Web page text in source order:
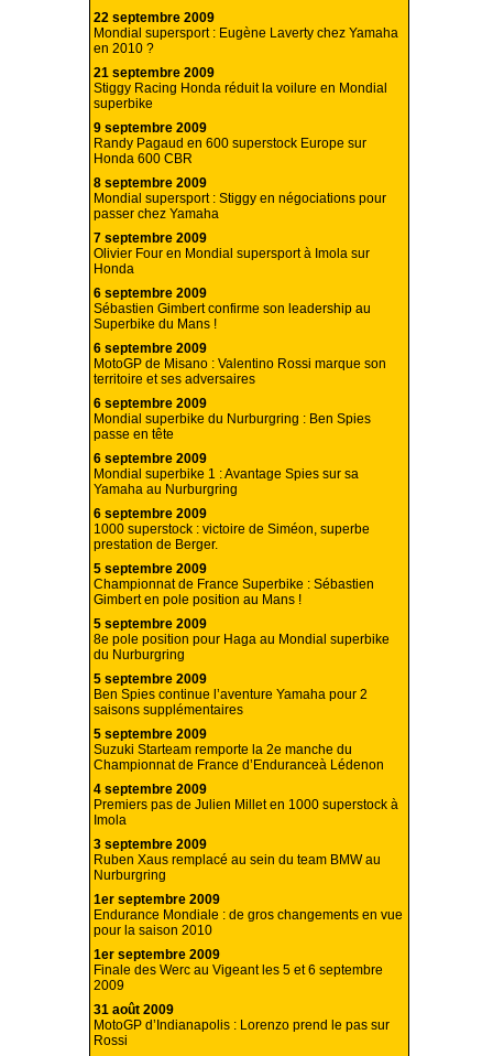
22 septembre 2009
Mondial supersport : Eugène Laverty chez Yamaha
en 2010 ?
21 septembre 2009
Stiggy Racing Honda réduit la voilure en Mondial
superbike
9 septembre 2009
Randy Pagaud en 600 superstock Europe sur
Honda 600 CBR
8 septembre 2009
Mondial supersport : Stiggy en négociations pour
passer chez Yamaha
7 septembre 2009
Olivier Four en Mondial supersport à Imola sur
Honda
6 septembre 2009
Sébastien Gimbert confirme son leadership au
Superbike du Mans !
6 septembre 2009
MotoGP de Misano : Valentino Rossi marque son
territoire et ses adversaires
6 septembre 2009
Mondial superbike du Nurburgring : Ben Spies
passe en tête
6 septembre 2009
Mondial superbike 1 : Avantage Spies sur sa
Yamaha au Nurburgring
6 septembre 2009
1000 superstock : victoire de Siméon, superbe
prestation de Berger.
5 septembre 2009
Championnat de France Superbike : Sébastien
Gimbert en pole position au Mans !
5 septembre 2009
8e pole position pour Haga au Mondial superbike
du Nurburgring
5 septembre 2009
Ben Spies continue l’aventure Yamaha pour 2
saisons supplémentaires
5 septembre 2009
Suzuki Starteam remporte la 2e manche du
Championnat de France d’Enduranceà Lédenon
4 septembre 2009
Premiers pas de Julien Millet en 1000 superstock à
Imola
3 septembre 2009
Ruben Xaus remplacé au sein du team BMW au
Nurburgring
1er septembre 2009
Endurance Mondiale : de gros changements en vue
pour la saison 2010
1er septembre 2009
Finale des Werc au Vigeant les 5 et 6 septembre
2009
31 août 2009
MotoGP d’Indianapolis : Lorenzo prend le pas sur
Rossi